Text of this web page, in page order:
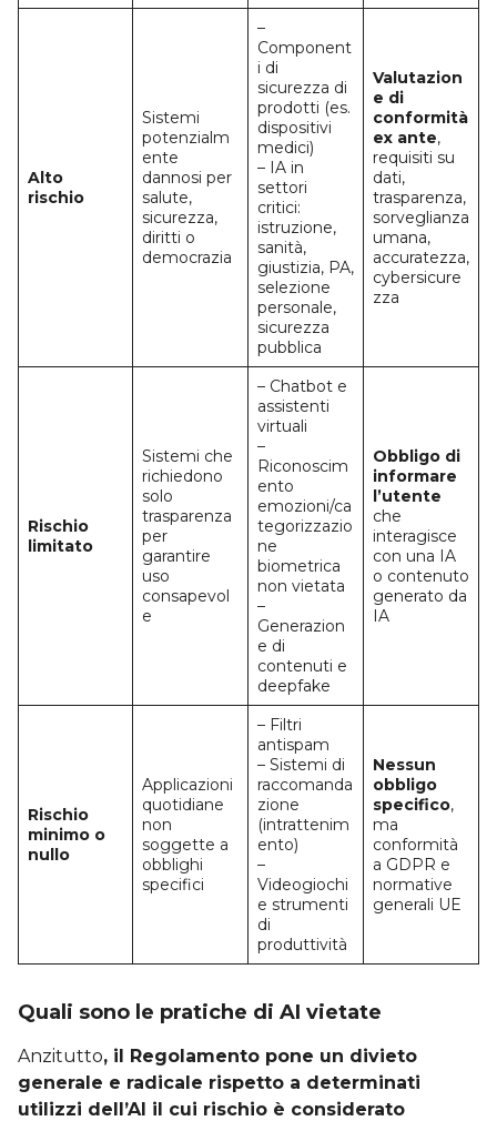
Alto
rischio
Sistemi
potenzialm
ente
dannosi per
salute,
sicurezza,
diritti o
democrazia
–
Component
i di
sicurezza di
prodotti (es.
dispositivi
medici)
– IA in
settori
critici:
istruzione,
sanità,
giustizia, PA,
selezione
personale,
sicurezza
pubblica
Valutazion
e di
conformità
ex ante,
requisiti su
dati,
trasparenza,
sorveglianza
umana,
accuratezza,
cybersicure
zza
Rischio
limitato
Sistemi che
richiedono
solo
trasparenza
per
garantire
uso
consapevol
e
– Chatbot e
assistenti
virtuali
–
Riconoscim
ento
emozioni/ca
tegorizzazio
ne
biometrica
non vietata
–
Generazion
e di
contenuti e
deepfake
Obbligo di
informare
l’utente
che
interagisce
con una IA
o contenuto
generato da
IA
Rischio
minimo o
nullo
Applicazioni
quotidiane
non
soggette a
obblighi
specifici
– Filtri
antispam
– Sistemi di
raccomanda
zione
(intrattenim
ento)
–
Videogiochi
e strumenti
di
produttività
Nessun
obbligo
specifico,
ma
conformità
a GDPR e
normative
generali UE
Quali sono le pratiche di AI vietate
Anzitutto, il Regolamento pone un divieto
generale e radicale rispetto a determinati
utilizzi dell’AI il cui rischio è considerato